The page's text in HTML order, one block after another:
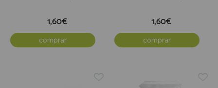
1,60€
comprar
1,60€
comprar